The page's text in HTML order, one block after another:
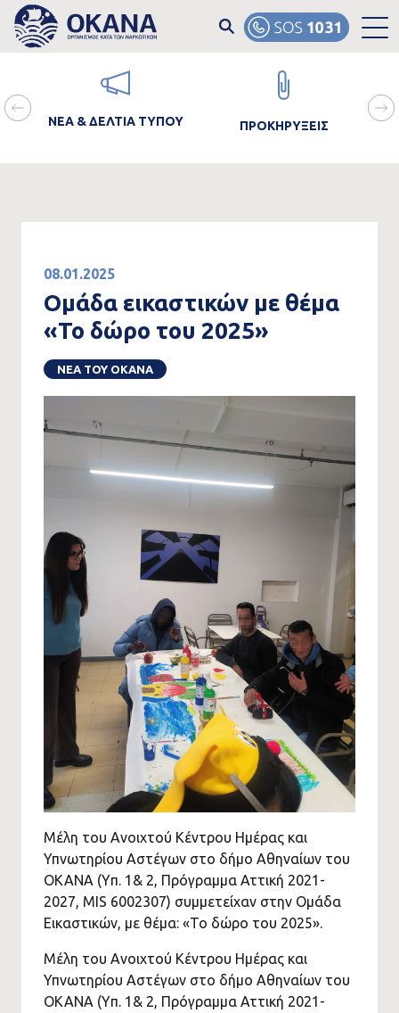
Skip to main content
ΝΕΑ & ΔΕΛΤΙΑ ΤΥΠΟΥ ΠΡΟΚΗΡΥΞΕΙΣ
08.01.2025
Ομάδα εικαστικών με θέμα
«Το δώρο του 2025»
ΝΕΑ ΤΟΥ ΟΚΑΝΑ
Μέλη του Ανοιχτού Κέντρου Ημέρας και
Υπνωτηρίου Αστέγων στο δήμο Αθηναίων του
ΟΚΑΝΑ (Yπ. 1& 2, Πρόγραμμα Αττική 2021-
2027, MIS 6002307) συμμετείχαν στην Ομάδα
Εικαστικών, με θέμα: «Το δώρο του 2025».
Μέλη του Ανοιχτού Κέντρου Ημέρας και
Υπνωτηρίου Αστέγων στο δήμο Αθηναίων του
ΟΚΑΝΑ (Yπ. 1& 2, Πρόγραμμα Αττική 2021-